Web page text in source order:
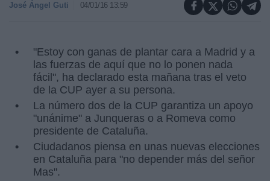
José Ángel Guti 04/01/16 13:59
"Estoy con ganas de plantar cara a Madrid y a
las fuerzas de aquí que no lo ponen nada
fácil", ha declarado esta mañana tras el veto
de la CUP ayer a su persona.
La número dos de la CUP garantiza un apoyo
"unánime" a Junqueras o a Romeva como
presidente de Cataluña.
Ciudadanos piensa en unas nuevas elecciones
en Cataluña para "no depender más del señor
Mas".